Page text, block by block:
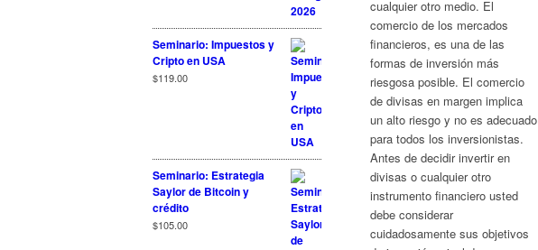
Seminario: Impuestos y
Cripto en USA
$119.00
Seminario: Estrategia
Saylor de Bitcoin y
crédito
$105.00
cualquier otro medio. El
comercio de los mercados
financieros, es una de las
formas de inversión más
riesgosa posible. El comercio
de divisas en margen implica
un alto riesgo y no es adecuado
para todos los inversionistas.
Antes de decidir invertir en
divisas o cualquier otro
instrumento financiero usted
debe considerar
cuidadosamente sus objetivos